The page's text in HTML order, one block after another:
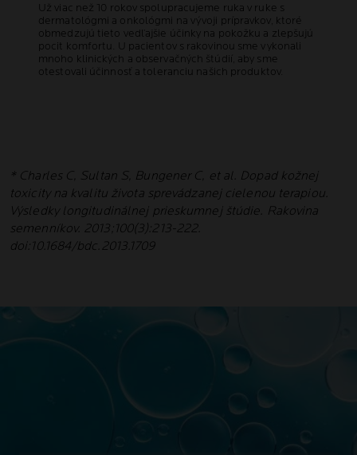
Už viac než 10 rokov spolupracujeme ruka v ruke s
dermatológmi a onkológmi na vývoji prípravkov, ktoré
obmedzujú tieto vedľajšie účinky na pokožku a zlepšujú
pocit komfortu. U pacientov s rakovinou sme vykonali
mnoho klinických a observačných štúdií, aby sme
otestovali účinnosť a toleranciu našich produktov.
* Charles C, Sultan S, Bungener C, et al. Dopad kožnej
toxicity na kvalitu života sprevádzanej cielenou terapiou.
Výsledky longitudinálnej prieskumnej štúdie. Rakovina
semenníkov. 2013;100(3):213-222.
doi:10.1684/bdc.2013.1709